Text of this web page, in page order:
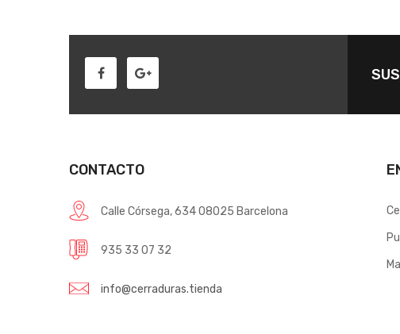
CONTACTO
Calle Córsega, 634 08025 Barcelona
935 33 07 32
info@cerraduras.tienda